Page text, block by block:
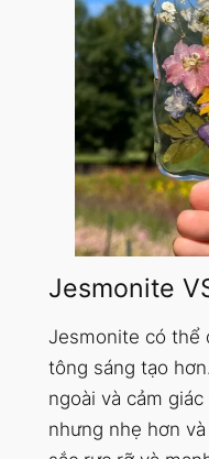
Jesmonite
Jesmonite có thể
tông sáng tạo
ngoài và cảm
nhưng nhẹ hơn